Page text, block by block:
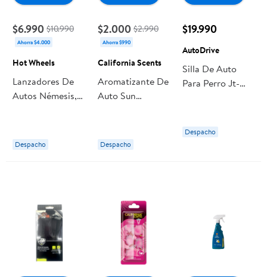
$6.990 $10.990
Ahorra $4.000
Hot Wheels
Lanzadores De
Autos Némesis,
Despacho
$2.000 $2.990
Ahorra $990
California Scents
Aromatizante De
Auto Sun
Scents
Despacho
$19.990
AutoDrive
Silla De Auto
Para Perro Jt-
Despacho